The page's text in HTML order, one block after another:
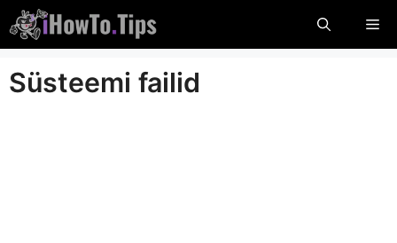
Ööbige
sisu
Süsteemi failid